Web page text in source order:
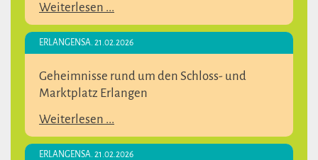
Weiterlesen ...
ERLANGENSA. 21.02.2026
Geheimnisse rund um den Schloss- und
Marktplatz Erlangen
Weiterlesen ...
ERLANGENSA. 21.02.2026